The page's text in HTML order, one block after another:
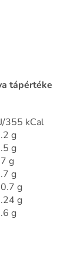
tápértéke
355 kCal
g
g
g
g
g
g
g